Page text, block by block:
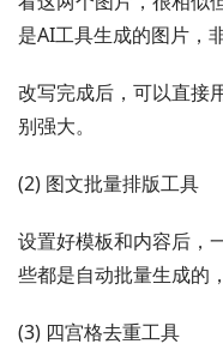
是AI工具生成的图片，
改写完成后，可以直接
别强大。
(2) 图文批量排版工具
设置好模板和内容后，
些都是自动批量生成的
(3) 四宫格去重工具